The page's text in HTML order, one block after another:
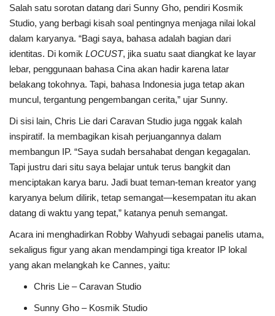
Salah satu sorotan datang dari Sunny Gho, pendiri Kosmik
Studio, yang berbagi kisah soal pentingnya menjaga nilai lokal
dalam karyanya. “Bagi saya, bahasa adalah bagian dari
identitas. Di komik LOCUST, jika suatu saat diangkat ke layar
lebar, penggunaan bahasa Cina akan hadir karena latar
belakang tokohnya. Tapi, bahasa Indonesia juga tetap akan
muncul, tergantung pengembangan cerita,” ujar Sunny.
Di sisi lain, Chris Lie dari Caravan Studio juga nggak kalah
inspiratif. Ia membagikan kisah perjuangannya dalam
membangun IP. “Saya sudah bersahabat dengan kegagalan.
Tapi justru dari situ saya belajar untuk terus bangkit dan
menciptakan karya baru. Jadi buat teman-teman kreator yang
karyanya belum dilirik, tetap semangat—kesempatan itu akan
datang di waktu yang tepat,” katanya penuh semangat.
Acara ini menghadirkan Robby Wahyudi sebagai panelis utama,
sekaligus figur yang akan mendampingi tiga kreator IP lokal
yang akan melangkah ke Cannes, yaitu:
Chris Lie – Caravan Studio
Sunny Gho – Kosmik Studio